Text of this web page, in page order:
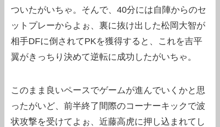
ついたがいちゃ。そんで、40分には自陣からのセ
ットプレーからよぉ、裏に抜け出した松岡大智が
相手DFに倒されてPKを獲得すると、これを吉平
翼がきっちり決めて逆転に成功したがいちゃ。
このまま良いペースでゲームが進んでいくかと思
ったがいど、前半終了間際のコーナーキックで波
状攻撃を受けてよぉ、近藤高虎に押し込まれてし